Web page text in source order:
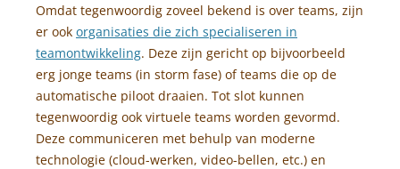
Omdat tegenwoordig zoveel bekend is over teams, zijn
er ook organisaties die zich specialiseren in
teamontwikkeling. Deze zijn gericht op bijvoorbeeld
erg jonge teams (in storm fase) of teams die op de
automatische piloot draaien. Tot slot kunnen
tegenwoordig ook virtuele teams worden gevormd.
Deze communiceren met behulp van moderne
technologie (cloud-werken, video-bellen, etc.) en